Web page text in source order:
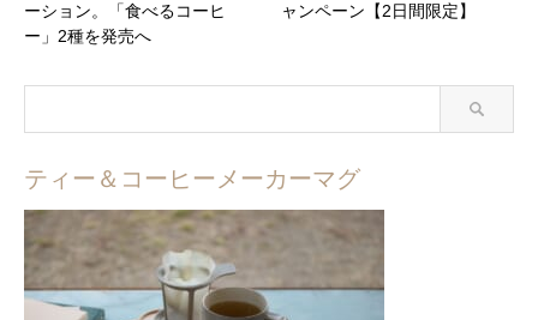
ーション。「食べるコーヒ
ー」2種を発売へ
ャンペーン【2日間限定】
ティー＆コーヒーメーカーマグ